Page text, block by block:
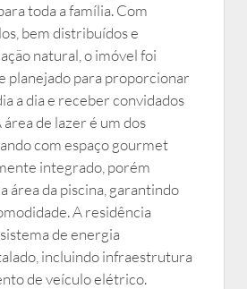
toda a família. Com
bem distribuídos e
natural, o imóvel foi
planejado para proporcionar
a dia e receber convidados
de lazer é um dos
com espaço gourmet
integrado, porém
área da piscina, garantindo
A residência
de energia
incluindo infraestrutura
de veículo elétrico.